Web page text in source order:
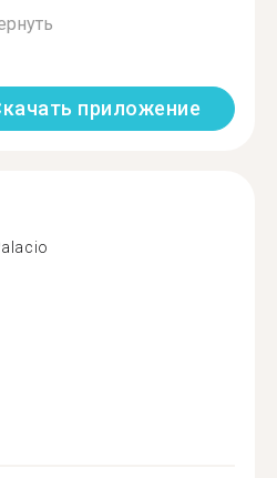
приложение